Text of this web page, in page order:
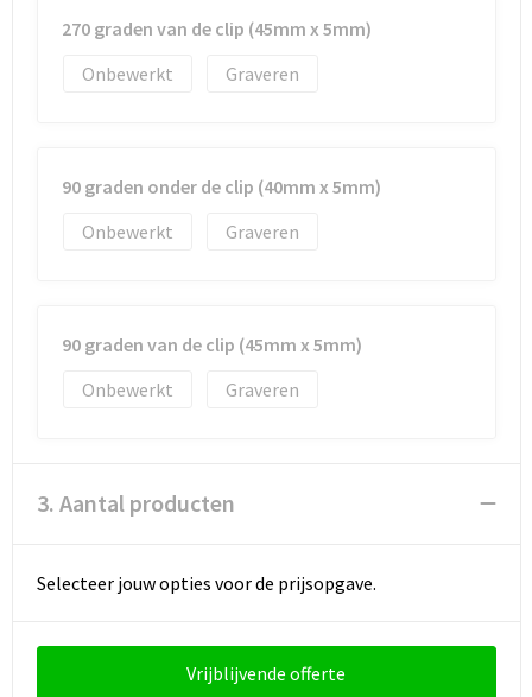
270 graden van de clip (45mm x 5mm)
Onbewerkt
Graveren
90 graden onder de clip (40mm x 5mm)
Onbewerkt
Graveren
90 graden van de clip (45mm x 5mm)
Onbewerkt
Graveren
3. Aantal producten
Selecteer jouw opties voor de prijsopgave.
Vrijblijvende offerte